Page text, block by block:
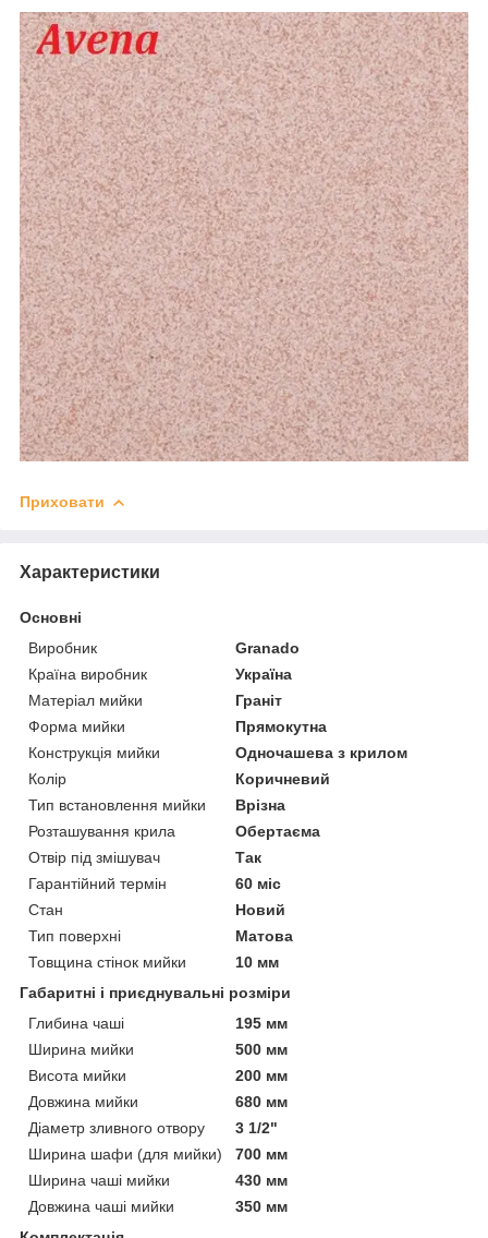
Приховати
Характеристики
Основні
Виробник
Granado
Країна виробник
Україна
Матеріал мийки
Граніт
Форма мийки
Прямокутна
Конструкція мийки
Одночашева з крилом
Колір
Коричневий
Тип встановлення мийки
Врізна
Розташування крила
Обертаєма
Отвір під змішувач
Так
Гарантійний термін
60 міс
Стан
Новий
Тип поверхні
Матова
Товщина стінок мийки
10 мм
Габаритні і приєднувальні розміри
Глибина чаші
195 мм
Ширина мийки
500 мм
Висота мийки
200 мм
Довжина мийки
680 мм
Діаметр зливного отвору
3 1/2"
Ширина шафи (для мийки)
700 мм
Ширина чаші мийки
430 мм
Довжина чаші мийки
350 мм